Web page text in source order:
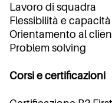
Lavoro di squadra
Flessibilità e
Orientamento al
Problem solving
Corsi e certificazioni